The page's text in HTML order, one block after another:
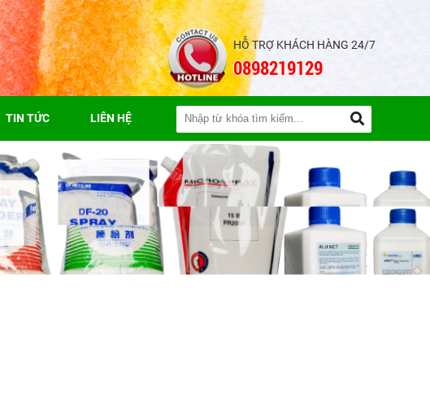
HỖ TRỢ KHÁCH HÀNG 24/7
0898219129
TIN TỨC LIÊN HỆ